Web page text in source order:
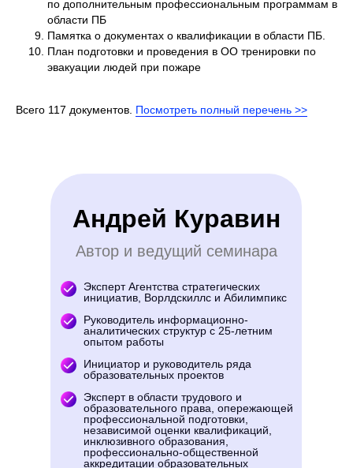
по дополнительным профессиональным программам в
области ПБ
Памятка о документах о квалификации в области ПБ.
План подготовки и проведения в ОО тренировки по
эвакуации людей при пожаре
Всего 117 документов. Посмотреть полный перечень >>
Эксперт Агентства стратегических
инициатив, Ворлдскиллс и Абилимпикс
Руководитель информационно-
аналитических структур с 25-летним
опытом работы
Инициатор и руководитель ряда
образовательных проектов
Эксперт в области трудового и
образовательного права, опережающей
профессиональной подготовки,
независимой оценки квалификаций,
инклюзивного образования,
профессионально-общественной
аккредитации образовательных
Автор и ведущий семинара
Андрей Куравин